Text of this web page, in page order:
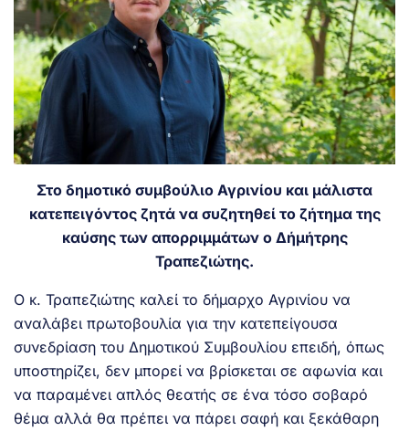
Στο δημοτικό συμβούλιο Αγρινίου και μάλιστα
κατεπειγόντος ζητά να συζητηθεί το ζήτημα της
καύσης των απορριμμάτων ο Δήμήτρης
Τραπεζιώτης.
Ο κ. Τραπεζιώτης καλεί το δήμαρχο Αγρινίου να
αναλάβει πρωτοβουλία για την κατεπείγουσα
συνεδρίαση του Δημοτικού Συμβουλίου επειδή, όπως
υποστηρίζει, δεν μπορεί να βρίσκεται σε αφωνία και
να παραμένει απλός θεατής σε ένα τόσο σοβαρό
θέμα αλλά θα πρέπει να πάρει σαφή και ξεκάθαρη